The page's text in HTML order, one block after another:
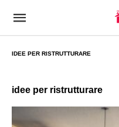
IDEE PER RISTRUTTURARE
idee per ristrutturare